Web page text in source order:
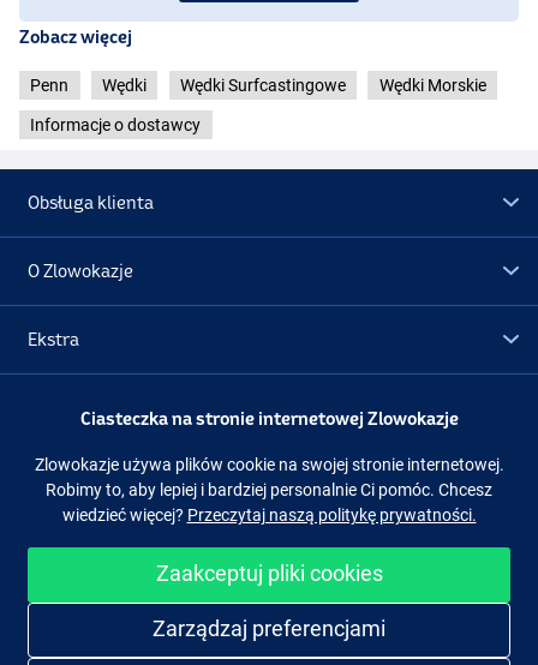
Zobacz więcej
Penn Wędki Wędki Surfcastingowe Wędki Morskie
Informacje o dostawcy
Obsługa klienta
O Zlowokazje
Ekstra
Promocje
Obserwuj nas Facebook Instagram
Ciasteczka na stronie internetowej Zlowokazje
Zlowokazje używa plików cookie na swojej stronie internetowej.
Robimy to, aby lepiej i bardziej personalnie Ci pomóc. Chcesz
wiedzieć więcej? Przeczytaj naszą politykę prywatności.
Zaakceptuj pliki cookies
Zarządzaj preferencjami